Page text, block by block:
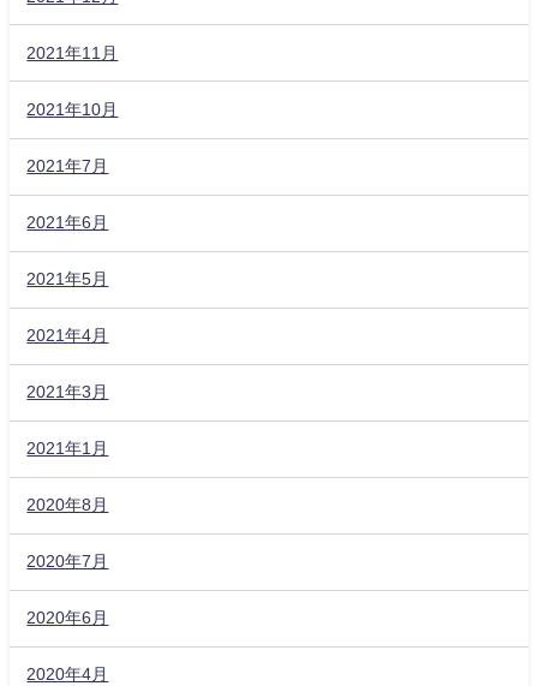
2021年11月
2021年10月
2021年7月
2021年6月
2021年5月
2021年4月
2021年3月
2021年1月
2020年8月
2020年7月
2020年6月
2020年4月